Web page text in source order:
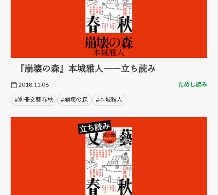
『崩壊の森』本城雅人――立ち読み
2018.11.08 ためし読み
#別冊文藝春秋 #崩壊の森 #本城雅人